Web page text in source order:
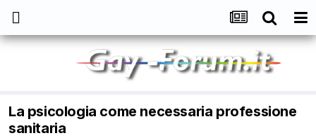
La psicologia come necessaria professione
sanitaria